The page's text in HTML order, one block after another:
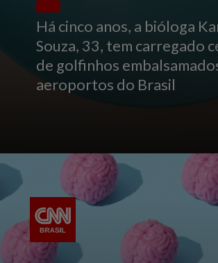
Há cinco anos, a bióloga
Souza, 33, tem carregado
de golfinhos
aeroportos do Brasil